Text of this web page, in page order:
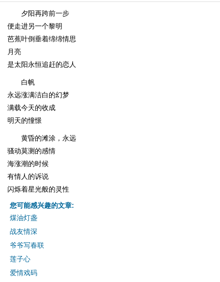
夕阳再跨前一步
便走进另一个黎明
芭蕉叶倒垂着绵绵情思
月亮
是太阳永恒追赶的恋人
白帆
永远涨满洁白的幻梦
满载今天的收成
明天的憧憬
黄昏的滩涂，永远
骚动莫测的感情
海涨潮的时候
有情人的诉说
闪烁着星光般的灵性
您可能感兴趣的文章:
煤油灯盏
战友情深
爷爷写春联
莲子心
爱情戏码